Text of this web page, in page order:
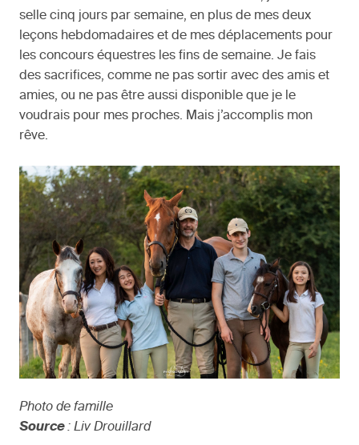
selle cinq jours par semaine, en plus de mes deux
leçons hebdomadaires et de mes déplacements pour
les concours équestres les fins de semaine. Je fais
des sacrifices, comme ne pas sortir avec des amis et
amies, ou ne pas être aussi disponible que je le
voudrais pour mes proches. Mais j’accomplis mon
rêve.
Photo de famille
Source: Liv Drouillard